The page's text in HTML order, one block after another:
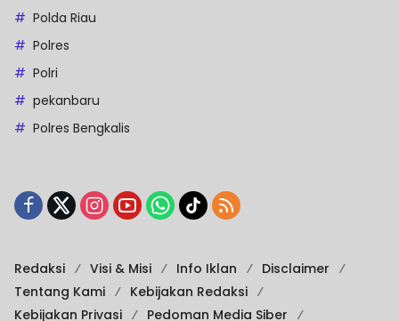
Polda Riau
Polres
Polri
pekanbaru
Polres Bengkalis
Redaksi Visi & Misi Info Iklan
Disclaimer
Tentang Kami
Kebijakan Redaksi
Kebijakan Privasi
Pedoman Media Siber